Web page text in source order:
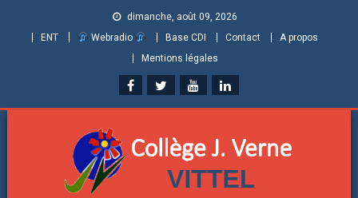
dimanche, août 09, 2026
ENT
Webradio Base CDI Contact
A propos
Mentions légales